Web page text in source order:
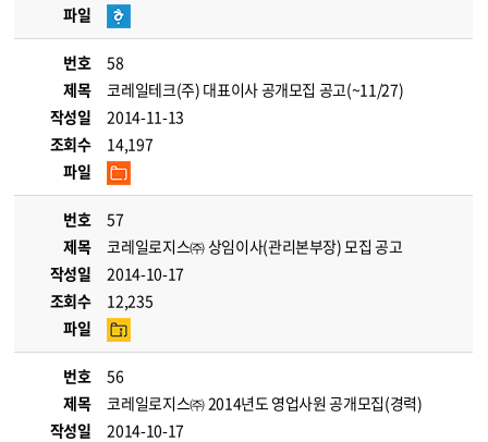
파일
번호
58
제목
코레일테크(주) 대표이사 공개모집 공고(~11/27)
작성일
2014-11-13
조회수
14,197
파일
번호
57
제목
코레일로지스㈜ 상임이사(관리본부장) 모집 공고
작성일
2014-10-17
조회수
12,235
파일
번호
56
제목
코레일로지스㈜ 2014년도 영업사원 공개모집(경력)
작성일
2014-10-17